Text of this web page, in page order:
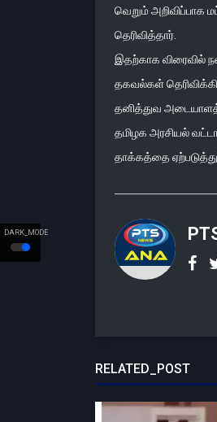
DARK_MODE
வெறும் அறிவிப்பாக
தெரிவித்தார்.
இதற்காக விரைவில்
தகவல்கள்
தனித்துவ
தமிழக அரசியல்
தாக்கத்தை
RELATED_POST